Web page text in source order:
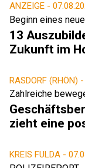
ANZEIGE -
Beginn eines
13
Zukunft im
RASDORF (RHÖN) -
Zahlreiche
zieht eine
KREIS FULDA -